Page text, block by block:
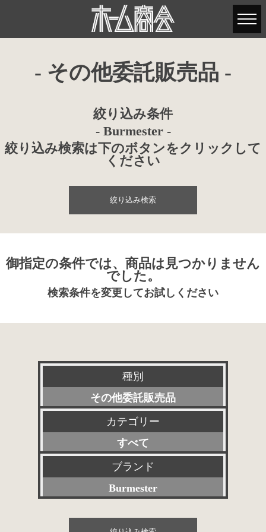
- その他委託販売品 -
絞り込み条件
- Burmester -
絞り込み検索は下のボタンをクリックして
ください
絞り込み検索
御指定の条件では、商品は見つかりません
でした。
検索条件を変更してお試しください
種別
その他委託販売品
新品
特選アクセサリー
委託販売品
特価品
カテゴリー
すべて
プリアンプ
パワーアンプ
プリメインアンプ
ブランド
Burmester